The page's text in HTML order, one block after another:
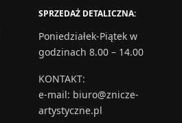
SPRZEDAŻ DETALICZNA:
Poniedziałek-Piątek w
godzinach 8.00 – 14.00
KONTAKT:
e-mail: biuro@znicze-
artystyczne.pl